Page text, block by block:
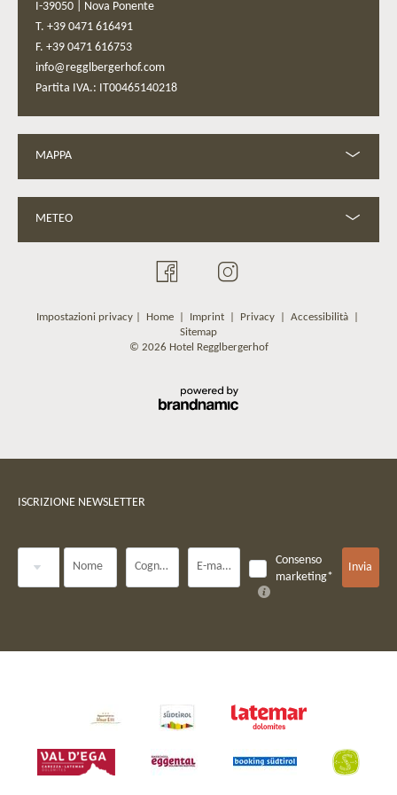
I-39050
Nova Ponente
T. +39 0471 616491
F. +39 0471 616753
info@regglbergerhof.com
Partita IVA.: IT00465140218
MAPPA
METEO
Impostazioni privacy| Home| Imprint| Privacy| Accessibilità|
Sitemap
© 2026 Hotel Regglbergerhof
ISCRIZIONE NEWSLETTER
Nome Cognome* E-mail*
Consenso
marketing*
Invia